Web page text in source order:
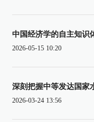
中国经济学的自主知识
2026-05-15 10:20
深刻把握中等发达国家
2026-03-24 13:56